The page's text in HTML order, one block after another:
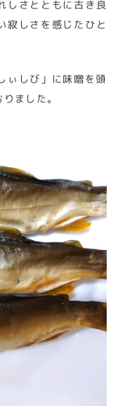
しさとともに古き良
寂しさを感じたひと
ぃしび」に味噌を頭
ました。